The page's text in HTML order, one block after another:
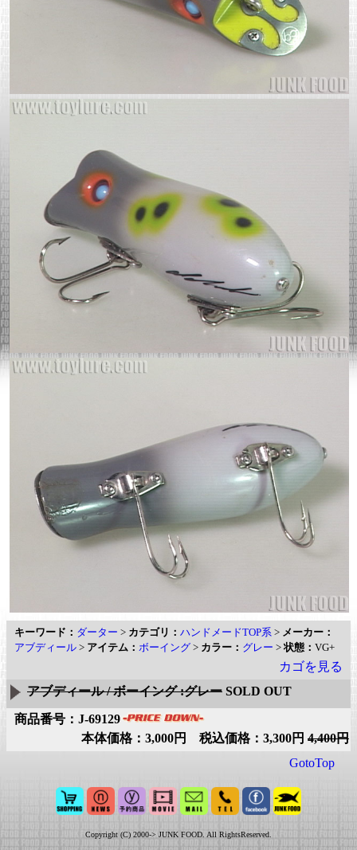
キーワード： ダーター > カテゴリ： ハンドメードTOP系 > メーカー：
アブディール > アイテム： ボーイング > カラー： グレー >状態： VG+
カゴを見る
アブディール / ボーイング :グレー SOLD OUT
商品番号：J-69129
本体価格：3,000円 税込価格：3,300円 4,400円
GotoTop
Copyright (C) 2000-> JUNK FOOD. All RightsReserved.